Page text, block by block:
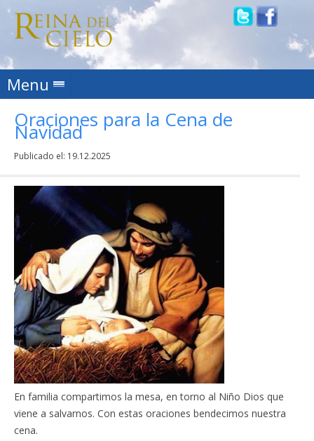
Menu Skip to content
Oraciones para la Cena de
Navidad
Publicado el: 19.12.2025
En familia compartimos la mesa, en torno al Niño Dios que
viene a salvarnos. Con estas oraciones bendecimos nuestra
cena.